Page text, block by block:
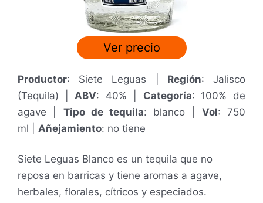
Ver precio
Productor: Siete Leguas | Región: Jalisco
(Tequila) |ABV: 40% | Categoría: 100% de
agave | Tipo de tequila: blanco | Vol: 750
ml
Añejamiento: no tiene
Siete Leguas Blanco es un tequila que no
reposa en barricas y tiene aromas a agave,
herbales, florales, cítricos y especiados.